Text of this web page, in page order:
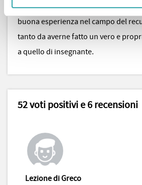
riguarda l'area DSA. Da anni posso
buona esperienza nel campo del
tanto da averne fatto un vero e
a quello di insegnante.
52 voti positivi e 6 recensioni
Lezione di Greco